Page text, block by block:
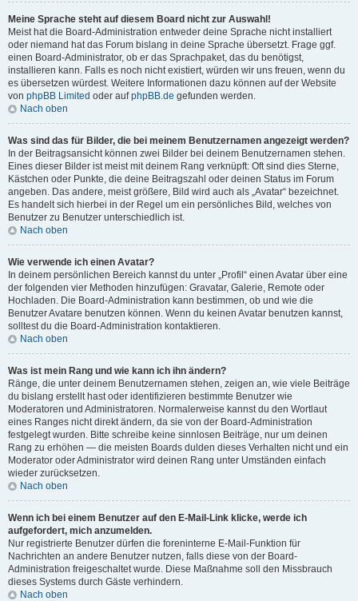
Meine Sprache steht auf diesem Board nicht zur Auswahl!
Meist hat die Board-Administration entweder deine Sprache nicht installiert
oder niemand hat das Forum bislang in deine Sprache übersetzt. Frage ggf.
einen Board-Administrator, ob er das Sprachpaket, das du benötigst,
installieren kann. Falls es noch nicht existiert, würden wir uns freuen, wenn du
es übersetzen würdest. Weitere Informationen dazu können auf der Website
von phpBB Limited oder aufphpBB.de gefunden werden.
Nach oben
Was sind das für Bilder, die bei meinem Benutzernamen angezeigt werden?
In der Beitragsansicht können zwei Bilder bei deinem Benutzernamen stehen.
Eines dieser Bilder ist meist mit deinem Rang verknüpft: Oft sind dies Sterne,
Kästchen oder Punkte, die deine Beitragszahl oder deinen Status im Forum
angeben. Das andere, meist größere, Bild wird auch als „Avatar“ bezeichnet.
Es handelt sich hierbei in der Regel um ein persönliches Bild, welches von
Benutzer zu Benutzer unterschiedlich ist.
Nach oben
Wie verwende ich einen Avatar?
In deinem persönlichen Bereich kannst du unter „Profil“ einen Avatar über eine
der folgenden vier Methoden hinzufügen: Gravatar, Galerie, Remote oder
Hochladen. Die Board-Administration kann bestimmen, ob und wie die
Benutzer Avatare benutzen können. Wenn du keinen Avatar benutzen kannst,
solltest du die Board-Administration kontaktieren.
Nach oben
Was ist mein Rang und wie kann ich ihn ändern?
Ränge, die unter deinem Benutzernamen stehen, zeigen an, wie viele Beiträge
du bislang erstellt hast oder identifizieren bestimmte Benutzer wie
Moderatoren und Administratoren. Normalerweise kannst du den Wortlaut
eines Ranges nicht direkt ändern, da sie von der Board-Administration
festgelegt wurden. Bitte schreibe keine sinnlosen Beiträge, nur um deinen
Rang zu erhöhen — die meisten Boards dulden dieses Verhalten nicht und ein
Moderator oder Administrator wird deinen Rang unter Umständen einfach
wieder zurücksetzen.
Nach oben
Wenn ich bei einem Benutzer auf den E-Mail-Link klicke, werde ich
aufgefordert, mich anzumelden.
Nur registrierte Benutzer dürfen die foreninterne E-Mail-Funktion für
Nachrichten an andere Benutzer nutzen, falls diese von der Board-
Administration freigeschaltet wurde. Diese Maßnahme soll den Missbrauch
dieses Systems durch Gäste verhindern.
Nach oben